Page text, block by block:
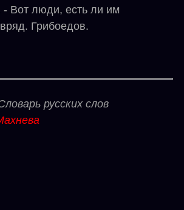
- Вот люди, есть ли им
Грибоедов.
русских слов